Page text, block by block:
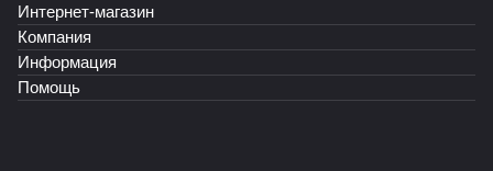
-
P
R
O
F
К
Ф
Т
0
1
2
Т
0
1
1
А
-
E
S
Интернет-магазин
Компания
Информация
Помощь